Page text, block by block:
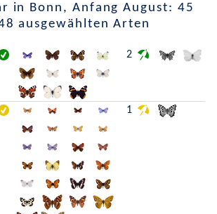
in Bonn, Anfang August: 45
ausgewählten Arten
2
1